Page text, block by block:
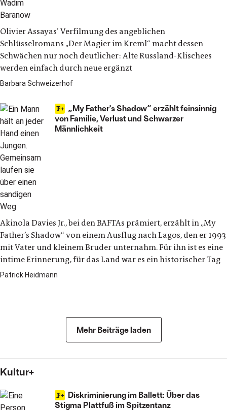
Olivier Assayas’ Verfilmung des angeblichen
Schlüsselromans „Der Magier im Kreml“ macht dessen
Schwächen nur noch deutlicher: Alte Russland-Klischees
werden einfach durch neue ergänzt
Barbara Schweizerhof
„My Father's Shadow“ erzählt feinsinnig
von Familie, Verlust und Schwarzer
Männlichkeit
Akinola Davies Jr., bei den BAFTAs prämiert, erzählt in „My
Father’s Shadow“ von einem Ausflug nach Lagos, den er 1993
mit Vater und kleinem Bruder unternahm. Für ihn ist es eine
intime Erinnerung, für das Land war es ein historischer Tag
Patrick Heidmann
Mehr Beiträge laden
Kultur+
Diskriminierung im Ballett: Über das
Stigma Plattfuß im Spitzentanz